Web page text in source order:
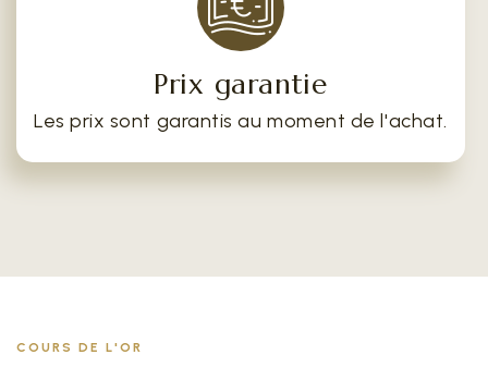
Prix garantie
Les prix sont garantis au moment de l'achat.
COURS DE L'OR